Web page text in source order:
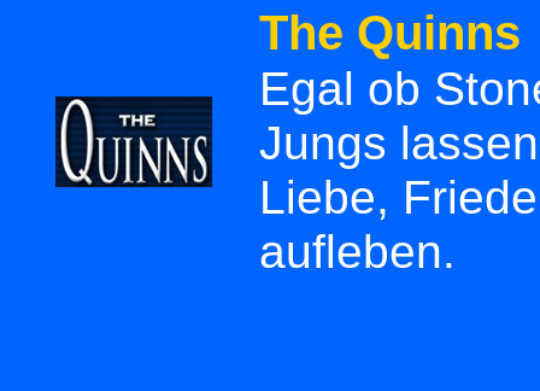
The Quinns
Egal ob
Jungs
Liebe,
aufleben.